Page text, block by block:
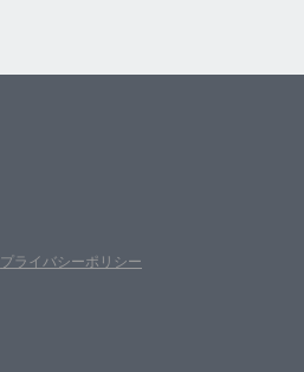
プライバシーポリシー